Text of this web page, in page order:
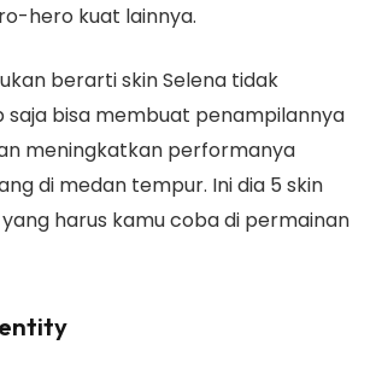
hero kuat lainnya.
berarti skin Selena tidak
saja bisa membuat penampilannya
meningkatkan performanya
di medan tempur. Ini dia 5 skin
harus kamu coba di permainan